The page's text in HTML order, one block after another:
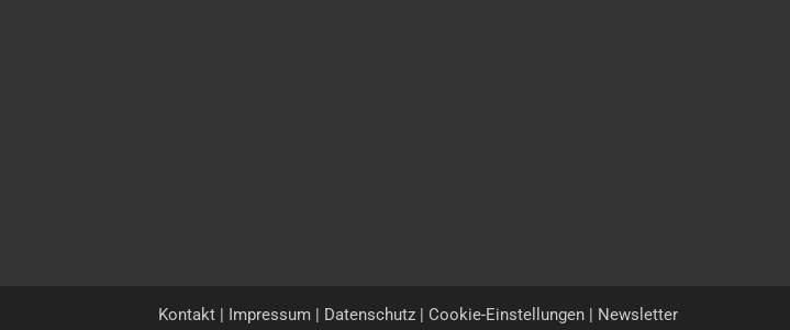
Kontakt | Impressum | Datenschutz | Cookie-Einstellungen | Newsletter